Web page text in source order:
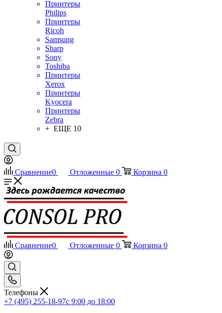
Принтеры
Philips
Принтеры
Ricoh
Samsung
Sharp
Sony
Toshiba
Принтеры
Xerox
Принтеры
Kyocera
Принтеры
Zebra
+ ЕЩЕ 10
Сравнение0 Отложенные 0 Корзина 0
Сравнение0 Отложенные 0 Корзина 0
Телефоны
+7 (495) 255-18-97с 9:00 до 18:00